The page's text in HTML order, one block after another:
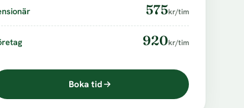
575kr/tim
920kr/tim
Boka tid